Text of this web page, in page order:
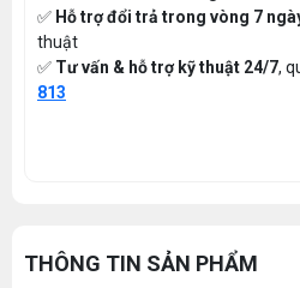
✅ Hỗ trợ đổi trả trong vòng 7
thuật
✅ Tư vấn & hỗ trợ kỹ thuật 24/7,
813
THÔNG TIN SẢN PHẨM